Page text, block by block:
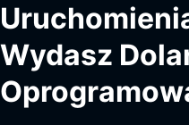
Wydasz